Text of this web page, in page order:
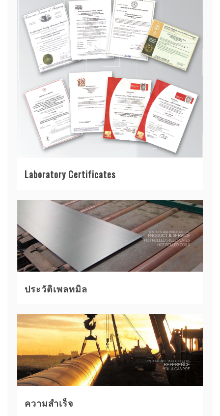
Laboratory Certificates
ประวัติเพลทมิล
ความสำเร็จ